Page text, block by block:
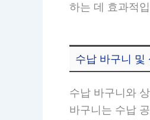
하는 데 효과적
수납 바구니 및
수납 바구니와
바구니는 수납